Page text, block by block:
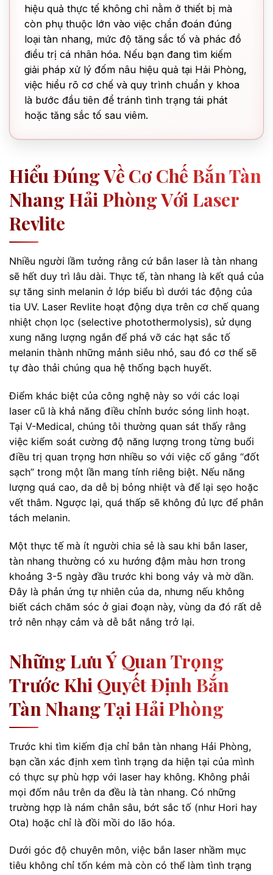
hiệu quả thực tế không chỉ nằm ở thiết bị mà
còn phụ thuộc lớn vào việc chẩn đoán đúng
loại tàn nhang, mức độ tăng sắc tố và phác đồ
điều trị cá nhân hóa. Nếu bạn đang tìm kiếm
giải pháp xử lý đốm nâu hiệu quả tại Hải Phòng,
việc hiểu rõ cơ chế và quy trình chuẩn y khoa
là bước đầu tiên để tránh tình trạng tái phát
hoặc tăng sắc tố sau viêm.
Hiểu Đúng Về Cơ Chế Bắn Tàn
Nhang Hải Phòng Với Laser
Revlite
Nhiều người lầm tưởng rằng cứ bắn laser là tàn nhang
sẽ hết duy trì lâu dài. Thực tế, tàn nhang là kết quả của
sự tăng sinh melanin ở lớp biểu bì dưới tác động của
tia UV. Laser Revlite hoạt động dựa trên cơ chế quang
nhiệt chọn lọc (selective photothermolysis), sử dụng
xung năng lượng ngắn để phá vỡ các hạt sắc tố
melanin thành những mảnh siêu nhỏ, sau đó cơ thể sẽ
tự đào thải chúng qua hệ thống bạch huyết.
Điểm khác biệt của công nghệ này so với các loại
laser cũ là khả năng điều chỉnh bước sóng linh hoạt.
Tại V-Medical, chúng tôi thường quan sát thấy rằng
việc kiểm soát cường độ năng lượng trong từng buổi
điều trị quan trọng hơn nhiều so với việc cố gắng “đốt
sạch” trong một lần mang tính riêng biệt. Nếu năng
lượng quá cao, da dễ bị bỏng nhiệt và để lại sẹo hoặc
vết thâm. Ngược lại, quá thấp sẽ không đủ lực để phân
tách melanin.
Một thực tế mà ít người chia sẻ là sau khi bắn laser,
tàn nhang thường có xu hướng đậm màu hơn trong
khoảng 3-5 ngày đầu trước khi bong vảy và mờ dần.
Đây là phản ứng tự nhiên của da, nhưng nếu không
biết cách chăm sóc ở giai đoạn này, vùng da đó rất dễ
trở nên nhạy cảm và dễ bắt nắng trở lại.
Những Lưu Ý Quan Trọng
Trước Khi Quyết Định Bắn
Tàn Nhang Tại Hải Phòng
Trước khi tìm kiếm địa chỉ bắn tàn nhang Hải Phòng,
bạn cần xác định xem tình trạng da hiện tại của mình
có thực sự phù hợp với laser hay không. Không phải
mọi đốm nâu trên da đều là tàn nhang. Có những
trường hợp là nám chân sâu, bớt sắc tố (như Hori hay
Ota) hoặc chỉ là đồi mồi do lão hóa.
Dưới góc độ chuyên môn, việc bắn laser nhầm mục
tiêu không chỉ tốn kém mà còn có thể làm tình trạng